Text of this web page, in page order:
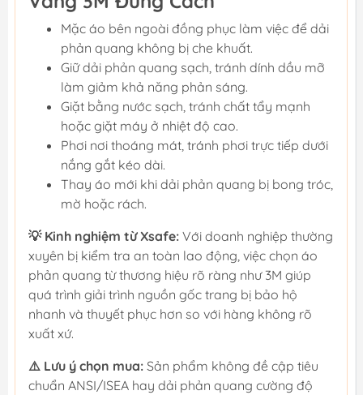
Mặc áo bên ngoài đồng phục làm việc để dải
phản quang không bị che khuất.
Giữ dải phản quang sạch, tránh dính dầu mỡ
làm giảm khả năng phản sáng.
Giặt bằng nước sạch, tránh chất tẩy mạnh
hoặc giặt máy ở nhiệt độ cao.
Phơi nơi thoáng mát, tránh phơi trực tiếp dưới
nắng gắt kéo dài.
Thay áo mới khi dải phản quang bị bong tróc,
mờ hoặc rách.
💡 Kinh nghiệm từ Xsafe: Với doanh nghiệp thường
xuyên bị kiểm tra an toàn lao động, việc chọn áo
phản quang từ thương hiệu rõ ràng như 3M giúp
quá trình giải trình nguồn gốc trang bị bảo hộ
nhanh và thuyết phục hơn so với hàng không rõ
xuất xứ.
⚠️ Lưu ý chọn mua: Sản phẩm không đề cập tiêu
chuẩn ANSI/ISEA hay dải phản quang cường độ